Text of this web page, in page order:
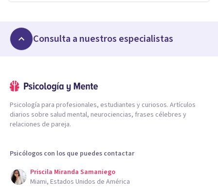
Consulta a nuestros especialistas
Psicología para profesionales, estudiantes y curiosos. Artículos
diarios sobre salud mental, neurociencias, frases célebres y
relaciones de pareja.
Psicólogos con los que puedes contactar
Priscila Miranda Samaniego
Miami, Estados Unidos de América